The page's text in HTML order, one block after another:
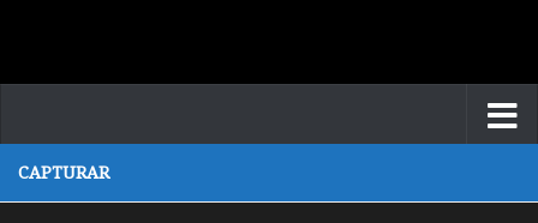
CAPTURAR